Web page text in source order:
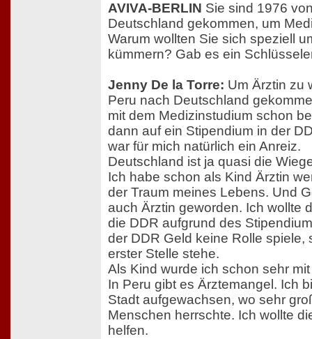
AVIVA-BERLIN Sie sind 1976
Deutschland gekommen, um
Warum wollten Sie sich speziell
kümmern? Gab es ein
Jenny De la Torre: Um Ärztin zu
Peru nach Deutschland
mit dem Medizinstudium schon
dann auf ein Stipendium in der
war für mich natürlich ein Anreiz.
Deutschland ist ja quasi die
Ich habe schon als Kind Ärztin
der Traum meines Lebens. Und
auch Ärztin geworden. Ich wollte
die DDR aufgrund des
der DDR Geld keine Rolle spiele,
erster Stelle stehe.
Als Kind wurde ich schon sehr
In Peru gibt es Ärztemangel. Ich
Stadt aufgewachsen, wo sehr
Menschen herrschte. Ich wollte
helfen.